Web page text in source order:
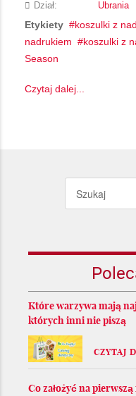
Dział: Ubrania
Etykiety koszulki z
nadrukiem
koszulki z
Season
Czytaj dalej...
Które warzywa mają
których inni nie piszą
CZYTAJ
Co założyć na